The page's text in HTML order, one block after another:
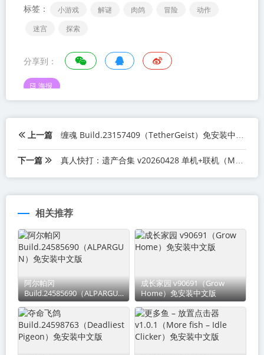
标签： 小游戏 解谜 肉鸽 冒险
动作
迷宫
探索
分享到：
海报
上一篇 缠魂 Build.23157409（TetherGeist）免安装中文版
下一篇 真人快打：遗产合集 v20260428 单机+联机（Mortal Kombat Legacy Kollection）免安装英文版
相关推荐
阿尔帕冈
Build.24585690（ALPARGUN
）免安装中文版
成长家园 v90691（Grow
Home）免安装中文版